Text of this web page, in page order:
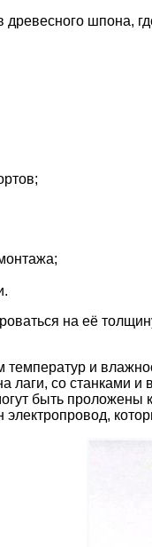
шпона,
на её
и
лаги, со станками
быть проложены